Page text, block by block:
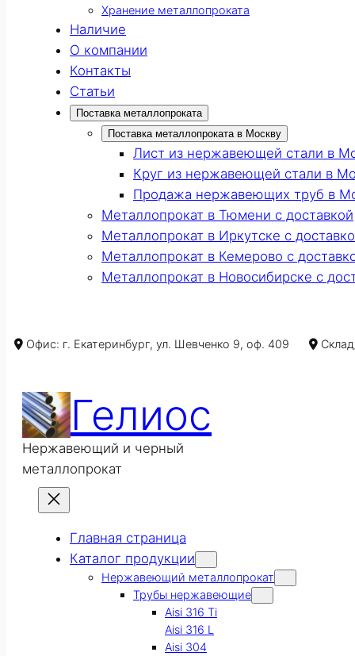
Хранение металлопроката
Наличие
О компании
Контакты
Статьи
Поставка металлопроката
Поставка металлопроката в Москву
Лист из нержавеющей стали в
Круг из нержавеющей стали в
Продажа нержавеющих труб в
Металлопрокат в Тюмени с доставкой
Металлопрокат в Иркутске с
Металлопрокат в Кемерово с
Металлопрокат в Новосибирске с
Офис: г. Екатеринбург, ул. Шевченко 9, оф. 409
Гелиос
Нержавеющий и черный
металлопрокат
Главная страница
Каталог продукции
Нержавеющий металлопрокат
Трубы нержавеющие
Aisi 316 Ti
Aisi 316 L
Aisi 304